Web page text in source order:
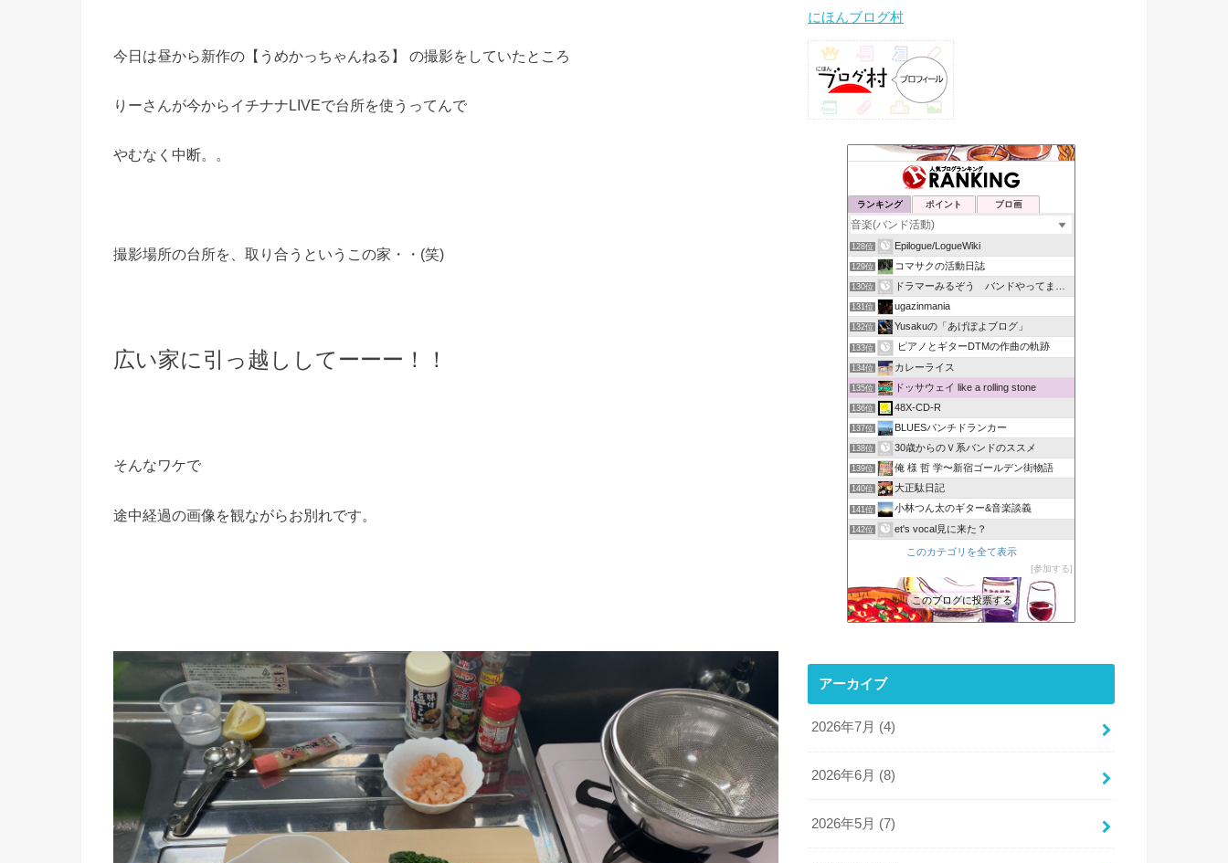
今日は昼から新作の【うめかっちゃんねる】 の撮影をしていたところ
りーさんが今からイチナナLIVEで台所を使うってんで
やむなく中断。。
撮影場所の台所を、取り合うというこの家・・(笑)
広い家に引っ越ししてーーー！！
そんなワケで
途中経過の画像を観ながらお別れです。
にほんブログ村
ランキング ポイント ブロ画
128位 Epilogue/LogueWiki
129位 コマサクの活動日誌
130位 ドラマーみるぞう バンドやってまするぅ
131位 ugazinmania
132位 Yusakuの「あげぽよブログ」
133位 ピアノとギターDTMの作曲の軌跡
134位 カレーライス
135位 ドッサウェイ like a rolling stone
136位 48X-CD-R
137位 BLUESパンチドランカー
138位 30歳からのＶ系バンドのススメ
139位 俺 様 哲 学〜新宿ゴールデン街物語
140位 大正駄日記
141位 小林つん太のギター&音楽談義
142位 et's vocal見に来た？
このカテゴリを全て表示
参加する
このブログに投票する
アーカイブ
2026年7月 (4)
2026年6月 (8)
2026年5月 (7)